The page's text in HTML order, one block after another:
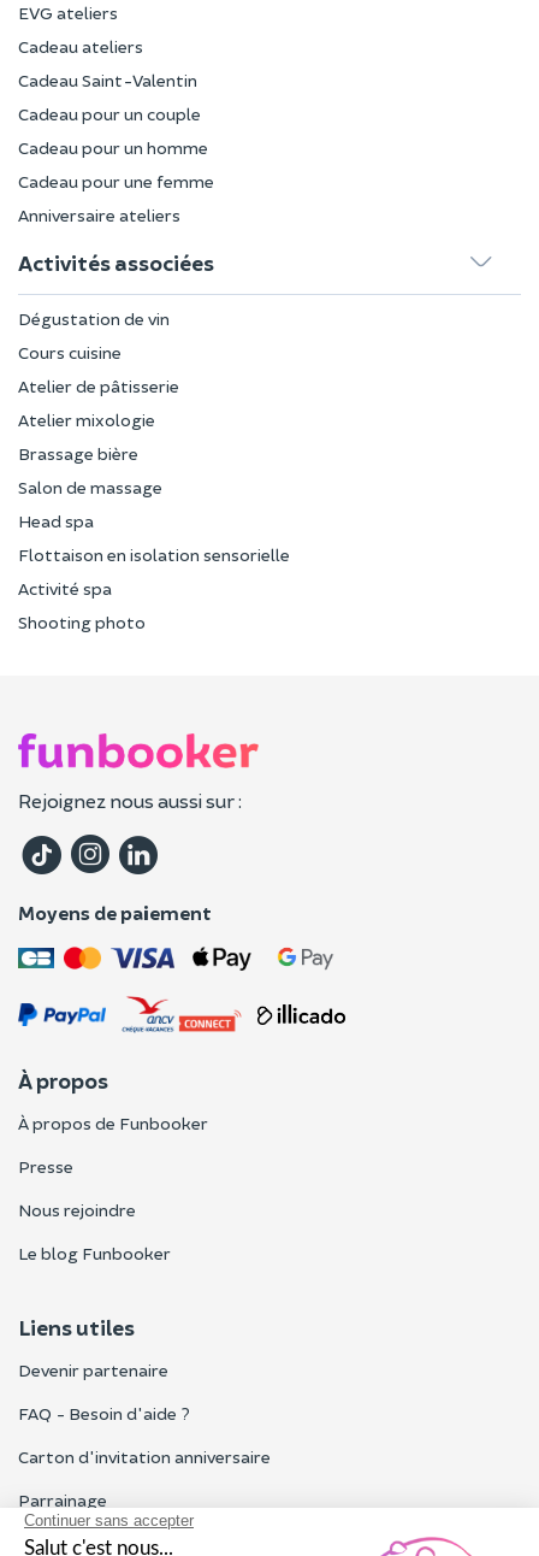
EVG ateliers
Cadeau ateliers
Cadeau Saint-Valentin
Cadeau pour un couple
Cadeau pour un homme
Cadeau pour une femme
Anniversaire ateliers
Activités associées
Dégustation de vin
Cours cuisine
Atelier de pâtisserie
Atelier mixologie
Brassage bière
Salon de massage
Head spa
Flottaison en isolation sensorielle
Activité spa
Shooting photo
Rejoignez nous aussi sur :
Moyens de paiement
À propos
À propos de Funbooker
Presse
Nous rejoindre
Le blog Funbooker
Liens utiles
Devenir partenaire
FAQ - Besoin d'aide ?
Carton d'invitation anniversaire
Parrainage
Tous les avis Funbooker